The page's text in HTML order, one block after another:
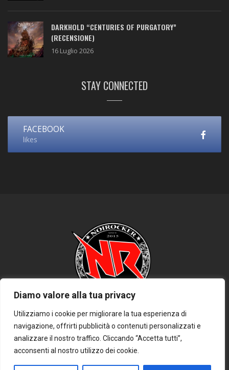
Diamo valore alla tua privacy
Utilizziamo i cookie per migliorare la tua esperienza di
navigazione, offrirti pubblicità o contenuti personalizzati e
analizzare il nostro traffico. Cliccando “Accetta tutti”,
acconsenti al nostro utilizzo dei cookie.
DARKHOLD “CENTURIES OF PURGATORY”
(RECENSIONE)
16 Luglio 2026
STAY CONNECTED
FACEBOOK
likes
HOME PRIVACY POLICY COOKIE POLICY DISCLAIMER
CONTATTACI